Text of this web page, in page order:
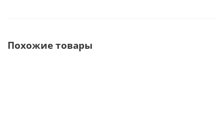
Похожие товары